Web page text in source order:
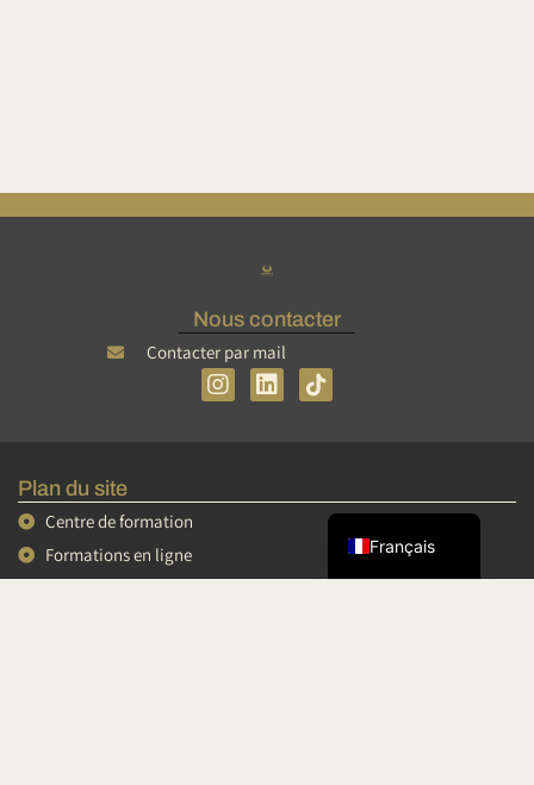
Nous contacter
Contacter par mail
I
n
g
L
i
d
Plan du site
Centre de formation
Formations en ligne
Français
English